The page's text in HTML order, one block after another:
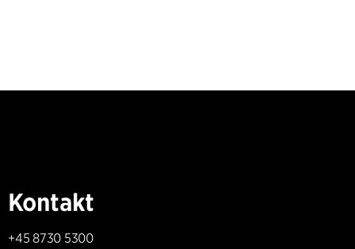
Kontakt
+45 8730 5300